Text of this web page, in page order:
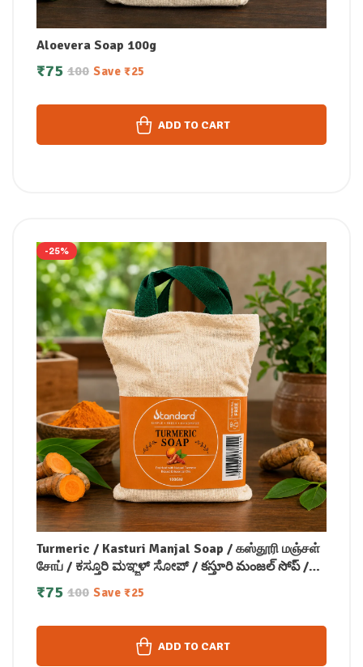
Aloevera Soap 100g
100
₹75 Save ₹25
ADD TO CART
-25%
Turmeric / Kasturi Manjal Soap / கஸ்தூரி மஞ்சள்
சோப் / ಕಸ್ತೂರಿ ಮಞ್ಜಳ್ ಸೋಪ್ / కస్తూరి మంజల్ సోప్ /
कस्तूरी मंजल सोप / കസ്തൂരി മഞ്ചള്‍ സോപ്പ് (100
GM)
100
₹75 Save ₹25
ADD TO CART